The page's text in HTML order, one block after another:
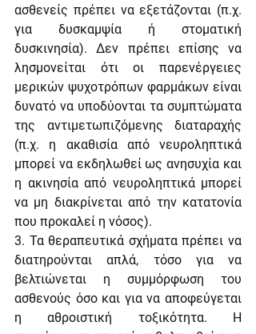
ασθενείς πρέπει να εξετάζονται (π.χ.
για δυσκαμψία ή στοματική
δυσκινησία). Δεν πρέπει επίσης να
λησμονείται ότι οι παρενέργειες
μερικών ψυχοτρόπων φαρμάκων είναι
δυνατό να υποδύονται τα συμπτώματα
της αντιμετωπιζόμενης διαταραχής
(π.χ. η ακαθισία από νευροληπτικά
μπορεί να εκδηλωθεί ως ανησυχία και
η ακινησία από νευροληπτικά μπορεί
να μη διακρίνεται από την κατατονία
που προκαλεί η νόσος).
3. Τα θεραπευτικά σχήματα πρέπει να
διατηρούνται απλά, τόσο για να
βελτιώνεται η συμμόρφωση του
ασθενούς όσο και για να αποφεύγεται
η αθροιστική τοξικότητα. Η